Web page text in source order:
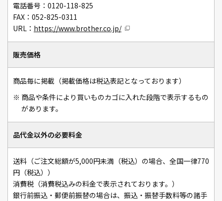
電話番号：0120-118-825
FAX：052-825-0311
URL： https://www.brother.co.jp/
販売価格
商品毎に掲載（掲載価格は税込表記となっております）
※ 商品や条件により買いものカゴに入れた段階で表示するもの
があります。
品代金以外の必要料金
送料（ご注文総額が5,000円未満（税込）の場合、全国一律770
円（税込））
消費税（消費税込みの料金で表示されております。）
銀行前振込・郵便前振替の場合は、振込・振替手数料等の諸手